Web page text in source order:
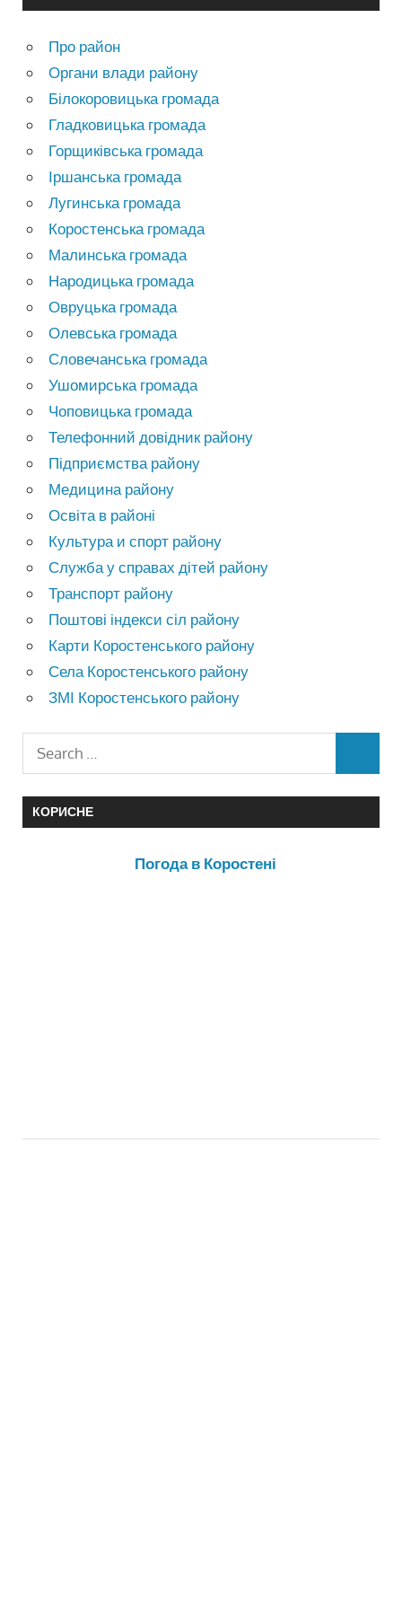
Про район
Органи влади району
Білокоровицька громада
Гладковицька громада
Горщиківська громада
Іршанська громада
Лугинська громада
Коростенська громада
Малинська громада
Народицька громада
Овруцька громада
Олевська громада
Словечанська громада
Ушомирська громада
Чоповицька громада
Телефонний довідник району
Підприємства району
Медицина району
Освіта в районі
Культура и спорт району
Служба у справах дітей району
Транспорт району
Поштові індекси сіл району
Карти Коростенського району
Села Коростенського району
ЗМІ Коростенського району
КОРИСНЕ
Погода в Коростені